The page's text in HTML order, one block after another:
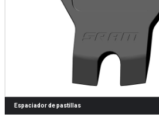
Espaciador de pastillas